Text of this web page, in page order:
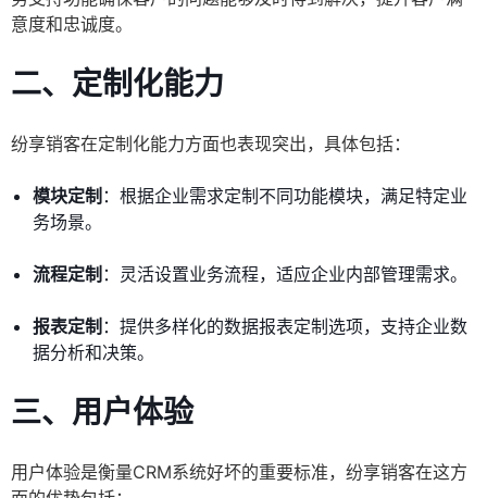
意度和忠诚度。
二、定制化能力
纷享销客在定制化能力方面也表现突出，具体包括：
模块定制 ：根据企业需求定制不同功能模块，满足特定业
务场景。
流程定制 ：灵活设置业务流程，适应企业内部管理需求。
报表定制 ：提供多样化的数据报表定制选项，支持企业数
据分析和决策。
三、用户体验
用户体验是衡量CRM系统好坏的重要标准，纷享销客在这方